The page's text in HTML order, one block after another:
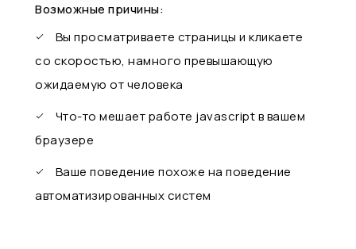
Возможные причины:
Вы просматриваете страницы и кликаете
со скоростью, намного превышающую
ожидаемую от человека
Что-то мешает работе javascript в вашем
браузере
Ваше поведение похоже на поведение
автоматизированных систем